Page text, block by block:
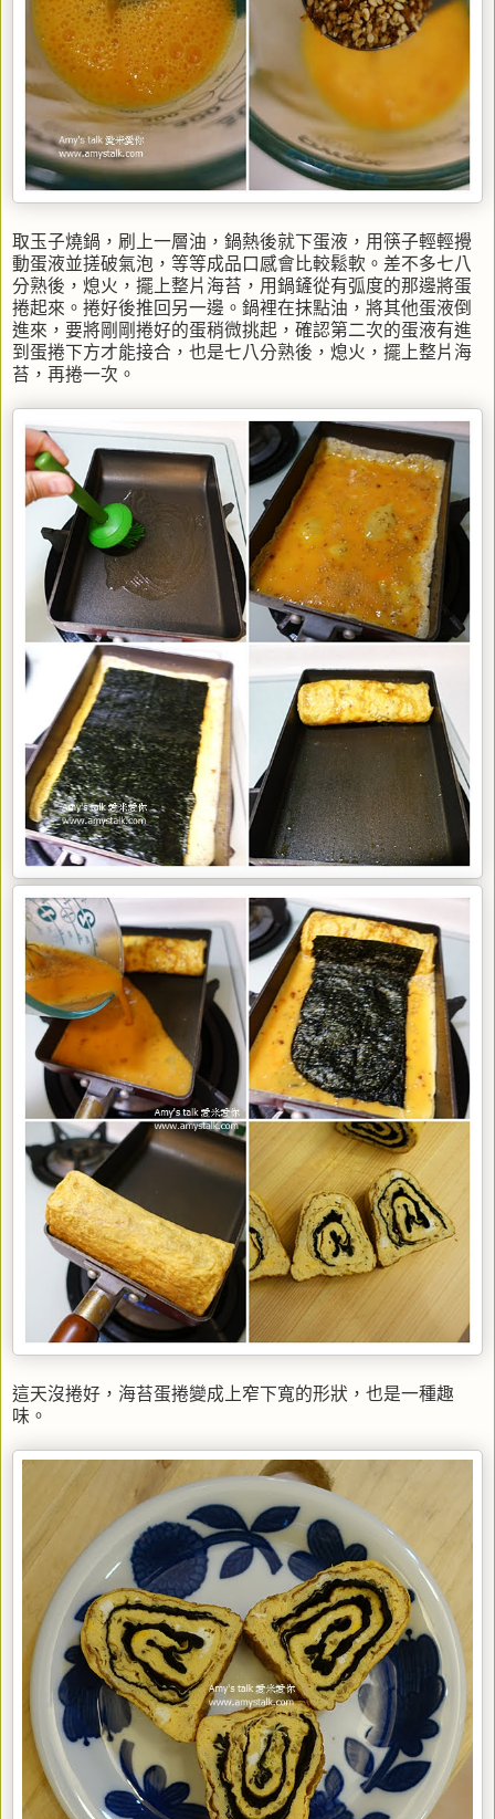
取玉子燒鍋，刷上一層油，鍋熱後就下蛋液，用筷子輕輕攪
動蛋液並搓破氣泡，等等成品口感會比較鬆軟。差不多七八
分熟後，熄火，擺上整片海苔，用鍋鏟從有弧度的那邊將蛋
捲起來。捲好後推回另一邊。鍋裡在抹點油，將其他蛋液倒
進來，要將剛剛捲好的蛋稍微挑起，確認第二次的蛋液有進
到蛋捲下方才能接合，也是七八分熟後，熄火，擺上整片海
苔，再捲一次。
這天沒捲好，海苔蛋捲變成上窄下寬的形狀，也是一種趣
味。